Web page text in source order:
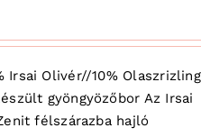
Irsai Olivér//10% Olaszrizling
gyöngyözőbor Az Irsai
félszárazba hajló